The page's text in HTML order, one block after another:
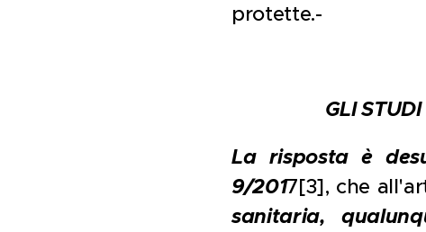
protette.-
GLI
La risposta è
9/2017[3], che
sanitaria,